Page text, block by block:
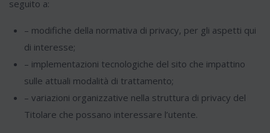
seguito a:
– modifiche della normativa di privacy, per gli aspetti qui
di interesse;
– implementazioni tecnologiche del sito che impattino
sulle attuali modalità di trattamento;
– variazioni organizzative nella struttura di privacy del
Titolare che possano interessare l’utente.